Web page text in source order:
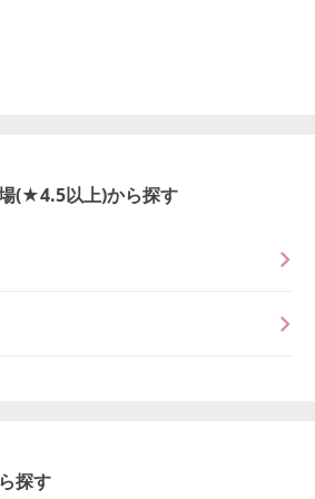
(★4.5以上)から探す
探す